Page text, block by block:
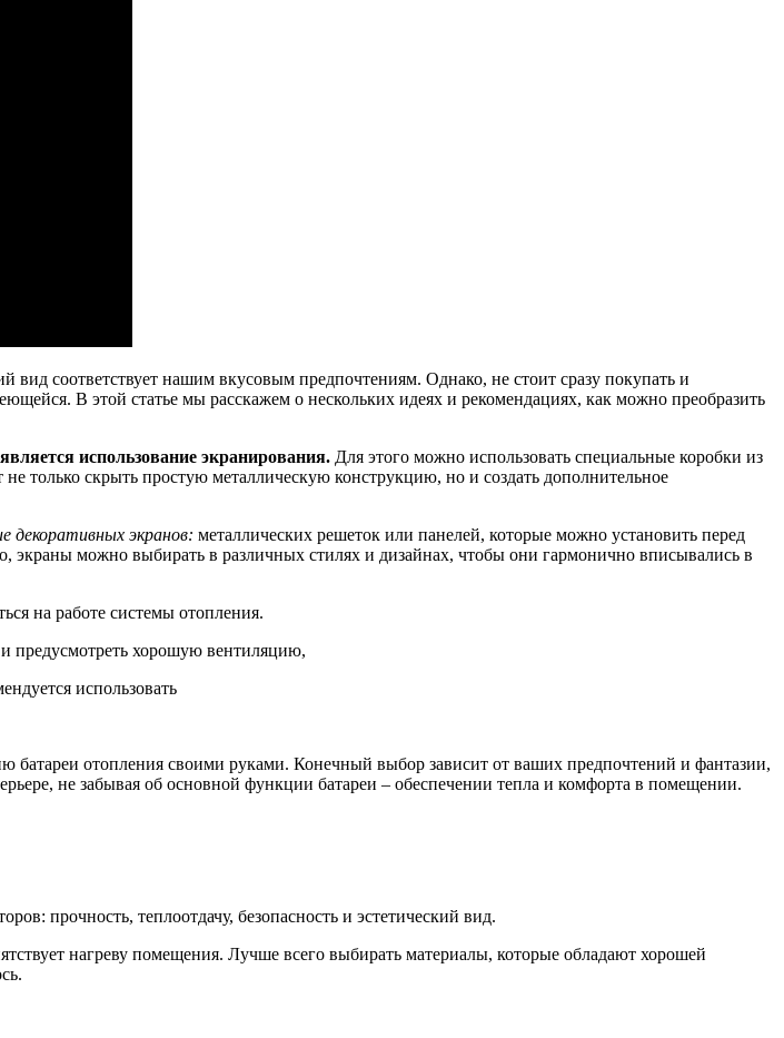
соответствует нашим вкусовым предпочтениям. Однако, не стоит сразу покупать и
В этой статье мы расскажем о нескольких идеях и рекомендациях, как можно преобразить
использование экранирования. Для этого можно использовать специальные коробки из
только скрыть простую металлическую конструкцию, но и создать дополнительное
декоративных экранов: металлических решеток или панелей, которые можно установить перед
можно выбирать в различных стилях и дизайнах, чтобы они гармонично вписывались в
на работе системы отопления.
предусмотреть хорошую вентиляцию,
использовать
отопления своими руками. Конечный выбор зависит от ваших предпочтений и фантазии,
не забывая об основной функции батареи – обеспечении тепла и комфорта в помещении.
прочность, теплоотдачу, безопасность и эстетический вид.
нагреву помещения. Лучше всего выбирать материалы, которые обладают хорошей